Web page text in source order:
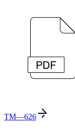
TM—626